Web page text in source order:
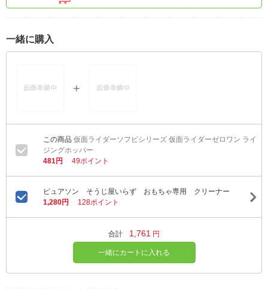
一緒に購入
仮面ライダーソフビシリーズ 仮面ライダーゼロワン ライ
ジングホッパー
481円
49ポイント
ピュアソン そうじ屋いらず おもちゃ専用 クリーナー
1,280円
128ポイント
合計 1,761 円
一緒にカートに入れる